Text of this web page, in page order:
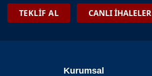
TEKLİF AL CANLI İHALELER
Kurumsal